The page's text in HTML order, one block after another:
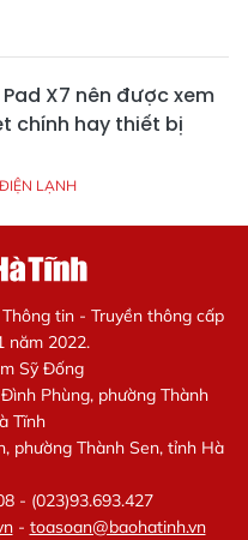
Pad X7 nên được xem
chính hay thiết bị
LẠNH
tin - Truyền thông cấp
năm 2022.
Sỹ Đống
Phùng, phường Thành
Tĩnh
phường Thành Sen, tỉnh Hà
- (023)93.693.427
- toasoan@baohatinh.vn